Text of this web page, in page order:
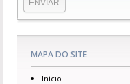
MAPA DO SITE
Início